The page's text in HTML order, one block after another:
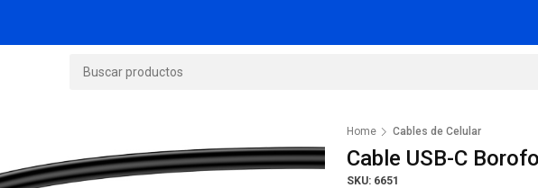
Home Cables de Celular
Cable USB-C
SKU: 6651